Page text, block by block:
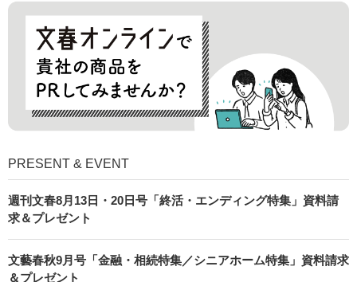
PRESENT & EVENT
週刊文春8月13日・20日号「終活・エンディング特集」資料請
求＆プレゼント
文藝春秋9月号「金融・相続特集／シニアホーム特集」資料請求
＆プレゼント